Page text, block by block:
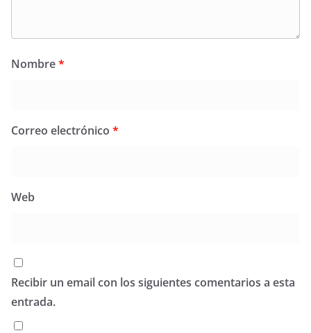
Nombre*
Correo electrónico *
Web
Recibir un email con los siguientes comentarios a esta
entrada.